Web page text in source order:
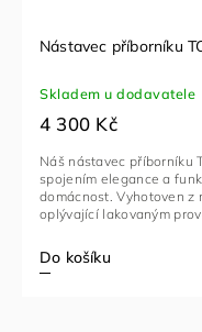
Nástavec příborníku
Skladem u dodavatele
4 300 Kč
Do košíku
Náš nástavec příborníku
spojením elegance a
domácnost. Vyhotoven z
oplývající lakovaným